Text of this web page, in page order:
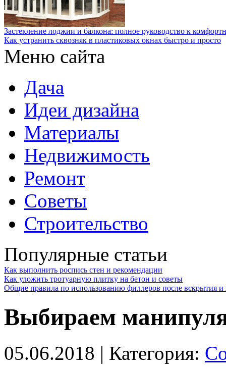
Застекление лоджии и балкона: полное руководство к
Как устранить сквозняк в пластиковых окнах быстро и просто
Меню сайта
Дача
Идеи дизайна
Материалы
Недвижимость
Ремонт
Советы
Строительство
Популярные статьи
Как выполнить роспись стен и рекомендации
Как уложить тротуарную плитку на бетон и советы
Общие правила по использованию филлеров после вскрытия и
Выбираем
05.06.2018 | Категория: